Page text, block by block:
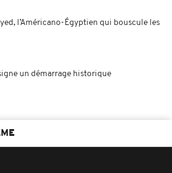
l’Américano-Égyptien qui bouscule les
un démarrage historique